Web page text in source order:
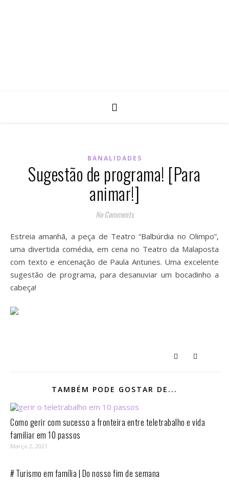
BANALIDADES
Sugestão de programa! [Para
animar!]
No Comments
Estreia amanhã, a peça de Teatro “Balbúrdia no Olimpo”,
uma divertida comédia, em cena no Teatro da Malaposta
com texto e encenação de Paula Antunes. Uma excelente
sugestão de programa, para desanuviar um bocadinho a
cabeça!
TAMBÉM PODE GOSTAR DE...
Como gerir com sucesso a fronteira entre teletrabalho e vida
familiar em 10 passos⁣
Março 2, 2021
# Turismo em família | Do nosso fim de semana